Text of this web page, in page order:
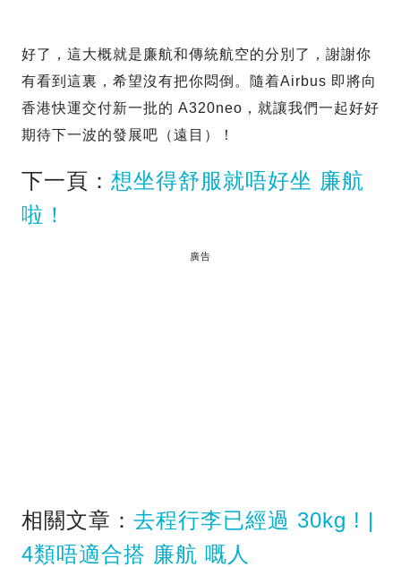
好了，這大概就是廉航和傳統航空的分別了，謝謝你
有看到這裏，希望沒有把你悶倒。隨着Airbus 即將向
香港快運交付新一批的 A320neo，就讓我們一起好好
期待下一波的發展吧（遠目）！
下一頁： 想坐得舒服就唔好坐 廉航
啦！
廣告
相關文章： 去程行李已經過 30kg ! |
4類唔適合搭 廉航 嘅人